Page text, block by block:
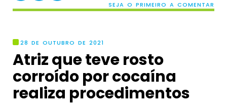
SEJA O PRIMEIRO A COMENTAR
28 DE OUTUBRO DE 2021
Atriz que teve rosto
corroído por cocaína
realiza procedimentos